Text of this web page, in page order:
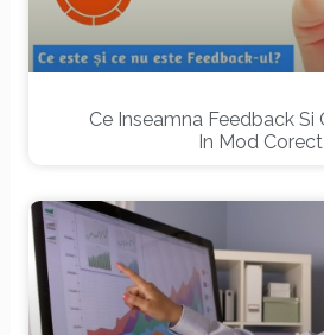
Ce Inseamna Feedback Si
In Mod